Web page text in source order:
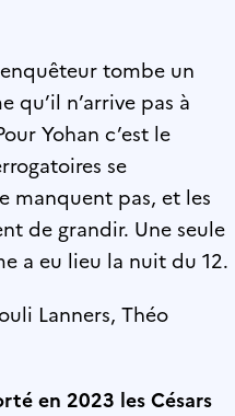
tombe un
qu’il n’arrive pas à
Yohan c’est le
se
manquent pas, et les
de grandir. Une seule
a eu lieu la nuit du 12.
Lanners, Théo
en 2023 les Césars